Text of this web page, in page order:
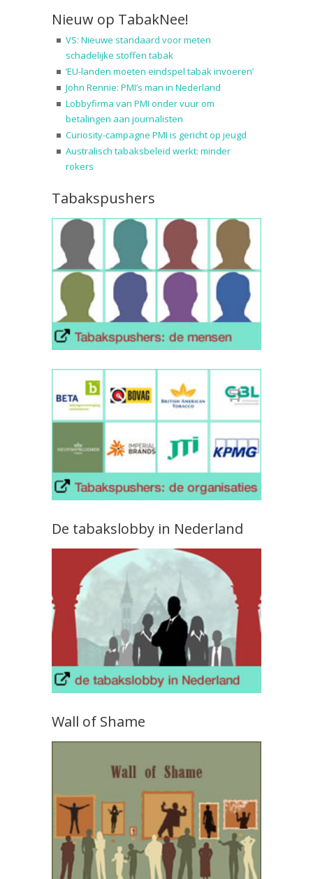
Nieuw op TabakNee!
VS: Nieuwe standaard voor meten
schadelijke stoffen tabak
‘EU-landen moeten eindspel tabak invoeren’
John Rennie: PMI’s man in Nederland
Lobbyfirma van PMI onder vuur om
betalingen aan journalisten
Curiosity-campagne PMI is gericht op jeugd
Australisch tabaksbeleid werkt: minder
rokers
Tabakspushers
De tabakslobby in Nederland
Wall of Shame